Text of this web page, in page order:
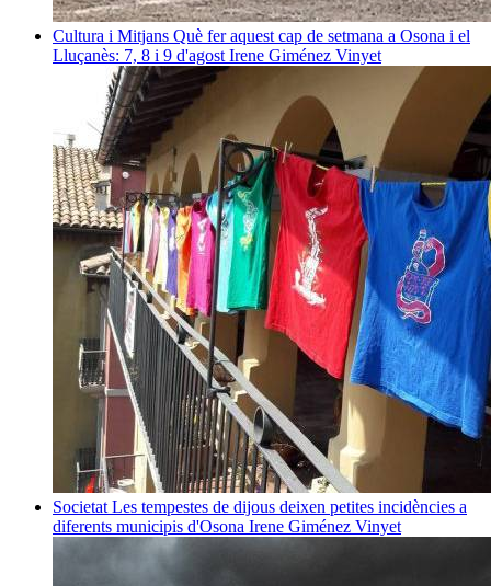
Cultura i Mitjans Què fer aquest cap de setmana a Osona i el
Lluçanès: 7, 8 i 9 d'agost Irene Giménez Vinyet
Societat Les tempestes de dijous deixen petites incidències a
diferents municipis d'Osona Irene Giménez Vinyet